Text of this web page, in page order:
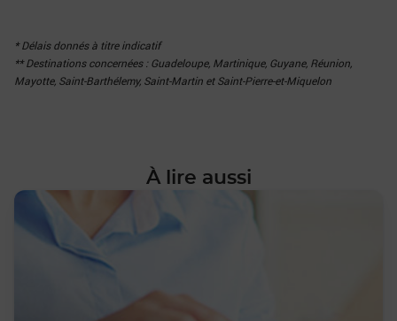
* Délais donnés à titre indicatif
** Destinations concernées : Guadeloupe, Martinique, Guyane, Réunion,
Mayotte, Saint-Barthélemy, Saint-Martin et Saint-Pierre-et-Miquelon
À lire aussi